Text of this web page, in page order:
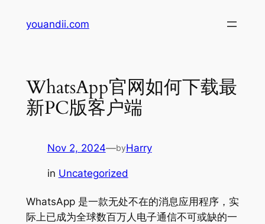
youandii.com
WhatsApp官网如何下载最
新PC版客户端
Nov 2, 2024—byHarry
in Uncategorized
WhatsApp 是一款无处不在的消息应用程序，实
际上已成为全球数百万人电子通信不可或缺的一